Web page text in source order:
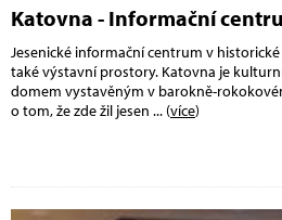
Katovna - Informační
Jesenické informační centrum v
také výstavní prostory. Katovna je
domem vystavěným v barokně-
o tom, že zde žil jesen ... (více)